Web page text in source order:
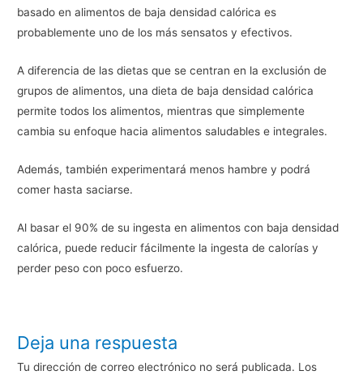
basado en alimentos de baja densidad calórica es
probablemente uno de los más sensatos y efectivos.
A diferencia de las dietas que se centran en la exclusión de
grupos de alimentos, una dieta de baja densidad calórica
permite todos los alimentos, mientras que simplemente
cambia su enfoque hacia alimentos saludables e integrales.
Además, también experimentará menos hambre y podrá
comer hasta saciarse.
Al basar el 90% de su ingesta en alimentos con baja densidad
calórica, puede reducir fácilmente la ingesta de calorías y
perder peso con poco esfuerzo.
Deja una respuesta
Tu dirección de correo electrónico no será publicada. Los